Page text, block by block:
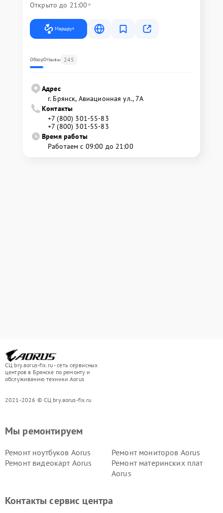
Открыто до 21:00
Маршрут
ОбзорОтзывы 245
Адрес
г. Брянск, Авиационная ул., 7А
Контакты
+7 (800) 301-55-83
+7 (800) 301-55-83
Время работы
Работаем с 09:00 до 21:00
СЦ bry.aorus-fix.ru - сеть сервисных
центров в Брянске по ремонту и
обслуживанию техники Aorus
2021-2026 © СЦ bry.aorus-fix.ru
Мы ремонтируем
Ремонт ноутбуков Aorus
Ремонт мониторов Aorus
Ремонт видеокарт Aorus
Ремонт материнских плат
Aorus
Контакты сервис центра